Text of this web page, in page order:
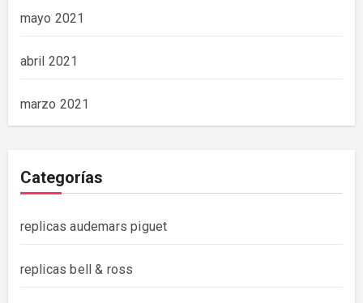
mayo 2021
abril 2021
marzo 2021
Categorías
replicas audemars piguet
replicas bell & ross